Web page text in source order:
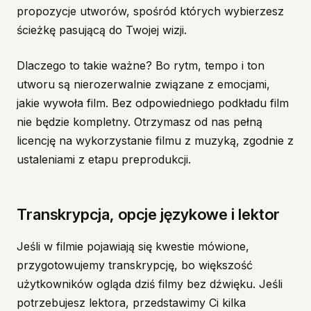
propozycje utworów, spośród których wybierzesz
ścieżkę pasującą do Twojej wizji.
Dlaczego to takie ważne? Bo rytm, tempo i ton
utworu są nierozerwalnie związane z emocjami,
jakie wywoła film. Bez odpowiedniego podkładu film
nie będzie kompletny. Otrzymasz od nas pełną
licencję na wykorzystanie filmu z muzyką, zgodnie z
ustaleniami z etapu preprodukcji.
Transkrypcja, opcje językowe i lektor
Jeśli w filmie pojawiają się kwestie mówione,
przygotowujemy transkrypcję, bo większość
użytkowników ogląda dziś filmy bez dźwięku. Jeśli
potrzebujesz lektora, przedstawimy Ci kilka